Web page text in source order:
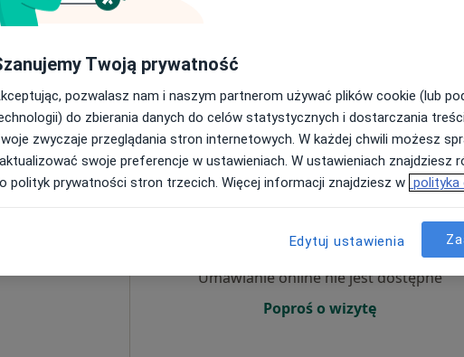
Aleja Generała Leopolda Okulickiego 20 Lokal b12, Rzeszów •Mapa
200 zł
Mastej Wt, Śr,
Umawianie online nie jest dostępne
Poproś o wizytę
Twoją prywatność
pozwalasz nam i naszym partnerom używać plików cookie (lub
do zbierania danych do celów statystycznych i dostarczania
zwyczaje przeglądania stron internetowych. W każdej chwili możesz
swoje preferencje w ustawieniach. W ustawieniach znajdziesz
polityk prywatności stron trzecich. Więcej informacji znajdziesz w polityka
Edytuj ustawienia